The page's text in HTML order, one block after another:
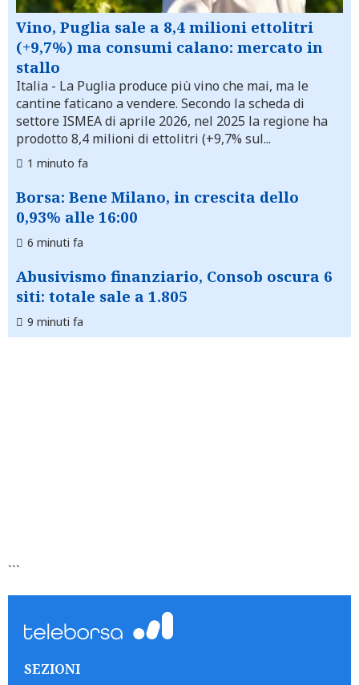
Vino, Puglia sale a 8,4 milioni ettolitri
(+9,7%) ma consumi calano: mercato in
stallo
Italia - La Puglia produce più vino che mai, ma le
cantine faticano a vendere. Secondo la scheda di
settore ISMEA di aprile 2026, nel 2025 la regione ha
prodotto 8,4 milioni di ettolitri (+9,7% sul...
1 minuto fa
Borsa: Bene Milano, in crescita dello
0,93% alle 16:00
6 minuti fa
Abusivismo finanziario, Consob oscura 6
siti: totale sale a 1.805
9 minuti fa
```
SEZIONI